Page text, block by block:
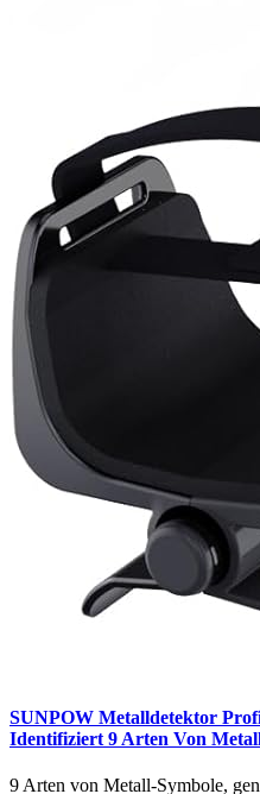
SUNPOW Metalldetektor
Identifiziert 9 Arten Von
9 Arten von Metall-Symbole,